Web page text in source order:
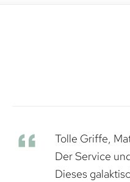
Tolle Griffe,
Der Service
Dieses